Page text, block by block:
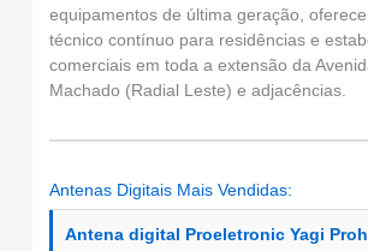
equipamentos de última geração,
técnico contínuo para residências e
comerciais em toda a extensão da
Machado (Radial Leste) e adjacências.
Antenas Digitais Mais Vendidas:
Antena digital Proeletronic Yagi